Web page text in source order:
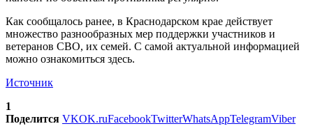
Как сообщалось ранее, в Краснодарском крае действует
множество разнообразных мер поддержки участников и
ветеранов СВО, их семей. С самой актуальной информацией
можно ознакомиться здесь.
Источник
1
Поделится VKOK.ruFacebookTwitterWhatsAppTelegramViber